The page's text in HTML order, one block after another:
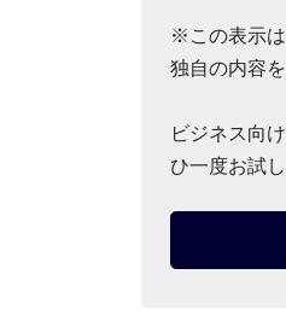
※この表示は
独自の内容
ビジネス向
ひ一度お試し